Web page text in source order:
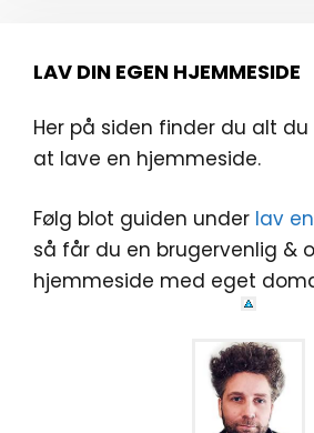
LAV DIN EGEN HJEMMESIDE
Her på siden finder du alt
at lave en hjemmeside.
Følg blot guiden under lav
så får du en brugervenlig &
hjemmeside med eget